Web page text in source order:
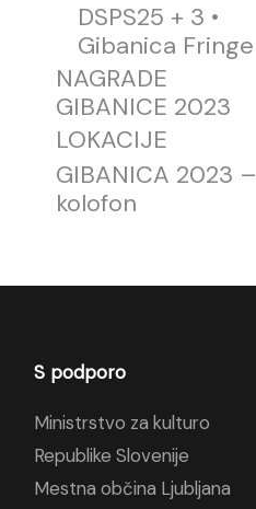
DSPS25 + 3 •
Gibanica Fringe
NAGRADE
GIBANICE 2023
LOKACIJE
GIBANICA 2023 –
kolofon
S podporo
Ministrstvo za kulturo
Republike Slovenije
Mestna občina Ljubljana